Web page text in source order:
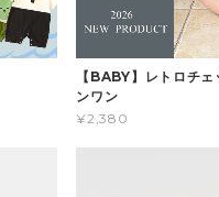
【BABY】レトロチ
ンワン
¥2,380